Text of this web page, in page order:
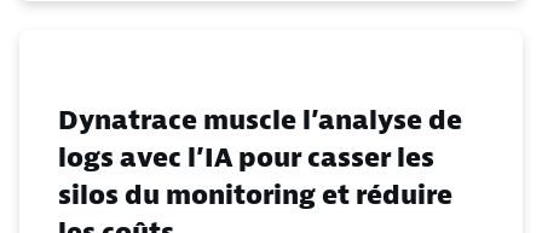
Dynatrace muscle l’analyse de
logs avec l’IA pour casser les
silos du monitoring et réduire